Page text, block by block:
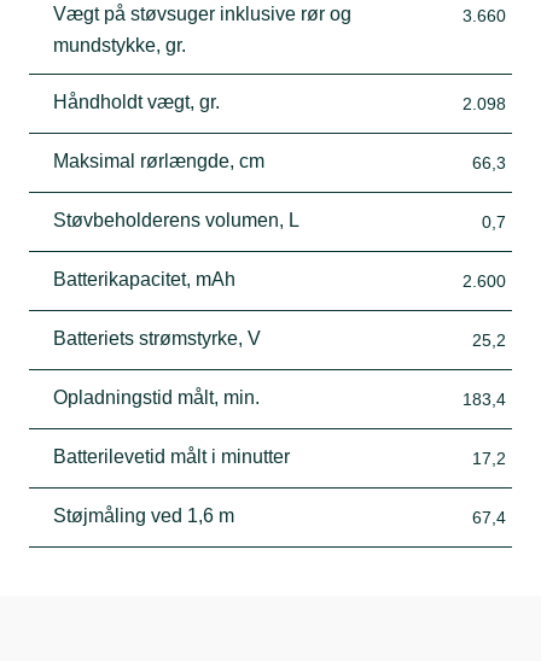
Vægt på støvsuger inklusive rør og
mundstykke, gr.
3.660
Håndholdt vægt, gr. 2.098
Maksimal rørlængde, cm 66,3
Støvbeholderens volumen, L 0,7
Batterikapacitet, mAh 2.600
Batteriets strømstyrke, V 25,2
Opladningstid målt, min. 183,4
Batterilevetid målt i minutter 17,2
Støjmåling ved 1,6 m 67,4